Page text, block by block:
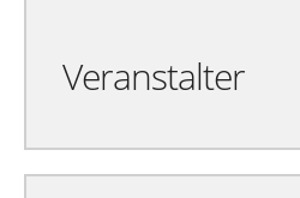
Veranstalter